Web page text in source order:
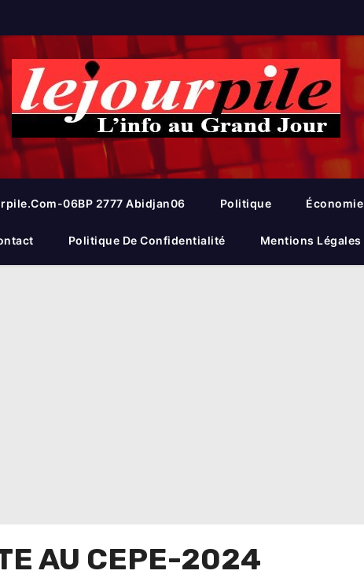
06BP 2777 Abidjan06 Politique Économie
Politique De Confidentialité Mentions Légales
AU CEPE-2024